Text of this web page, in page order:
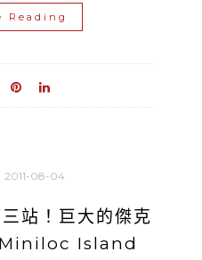
Reading
2011-08-04
三站！巨大的傑克
Miniloc Island